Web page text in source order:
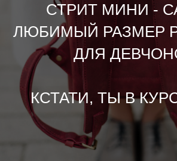
СТРИТ МИНИ -
ЛЮБИМЫЙ РАЗМЕР
ДЛЯ
КСТАТИ, ТЫ В